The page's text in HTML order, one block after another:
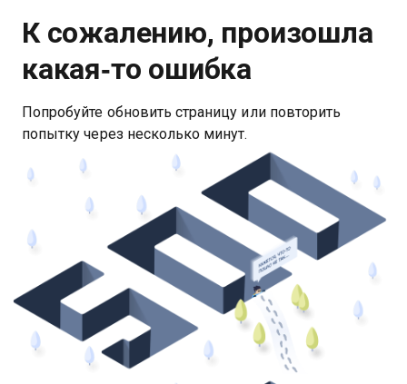
К сожалению, произошла
какая‑то ошибка
Попробуйте обновить страницу или повторить
попытку через несколько минут.